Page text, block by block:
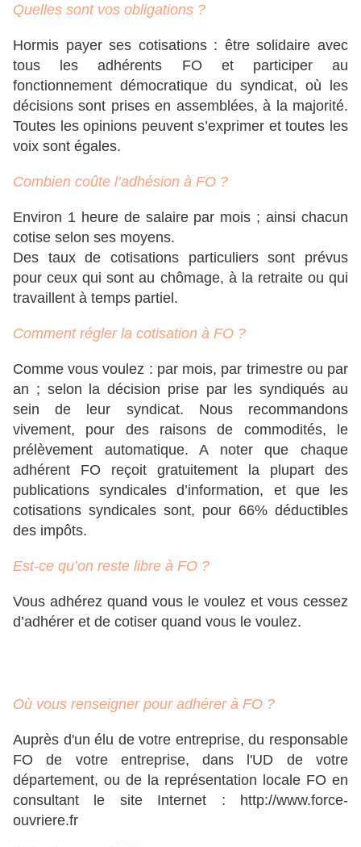
Quelles sont vos obligations ?
Hormis payer ses cotisations : être solidaire avec
tous les adhérents FO et participer au
fonctionnement démocratique du syndicat, où les
décisions sont prises en assemblées, à la majorité.
Toutes les opinions peuvent s’exprimer et toutes les
voix sont égales.
Combien coûte l’adhésion à FO ?
Environ 1 heure de salaire par mois ; ainsi chacun
cotise selon ses moyens.
Des taux de cotisations particuliers sont prévus
pour ceux qui sont au chômage, à la retraite ou qui
travaillent à temps partiel.
Comment régler la cotisation à FO ?
Comme vous voulez : par mois, par trimestre ou par
an ; selon la décision prise par les syndiqués au
sein de leur syndicat. Nous recommandons
vivement, pour des raisons de commodités, le
prélèvement automatique. A noter que chaque
adhérent FO reçoit gratuitement la plupart des
publications syndicales d’information, et que les
cotisations syndicales sont, pour 66% déductibles
des impôts.
Est-ce qu’on reste libre à FO ?
Vous adhérez quand vous le voulez et vous cessez
d’adhérer et de cotiser quand vous le voulez.
Où vous renseigner pour adhérer à FO ?
Auprès d'un élu de votre entreprise, du responsable
FO de votre entreprise, dans l'UD de votre
département, ou de la représentation locale FO en
consultant le site Internet : http://www.force-
ouvriere.fr